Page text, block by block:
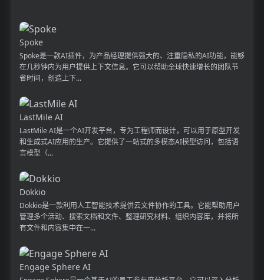
Spoke
Spoke是一款AI插件，为产品经理提供强大的、注重隐私的AI功能，能够
在几秒钟内为用户提供上下文信息。它可以帮助全球快速增长的团队节
省时间，创造上下...
LastMile AI
LastMile AI是一个AI开发平台，专为工程师而设计，可以用于原型开发
和生成式AI应用的生产。它提供了一站式的多模态AI模型访问，包括语
言模型（...
Dokkio
Dokkio是一款利用人工智能技术提供云文件协作的工具。它能帮助用户
管理多个活动、搜索文档和文件、整理研究材料、组织内容库，并将所
有文件和内容集中在一...
Engage Sphere AI